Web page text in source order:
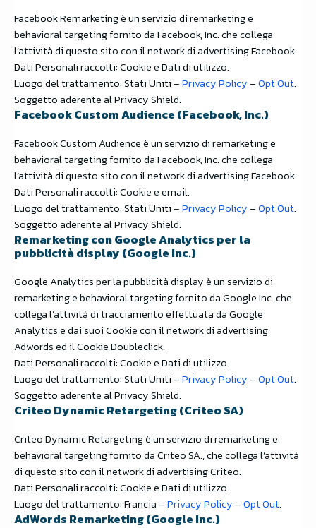
Facebook Remarketing è un servizio di remarketing e
behavioral targeting fornito da Facebook, Inc. che collega
l’attività di questo sito con il network di advertising Facebook.
Dati Personali raccolti: Cookie e Dati di utilizzo.
Luogo del trattamento: Stati Uniti –Privacy Policy–Opt Out.
Soggetto aderente al Privacy Shield.
Facebook Custom Audience (Facebook, Inc.)
Facebook Custom Audience è un servizio di remarketing e
behavioral targeting fornito da Facebook, Inc. che collega
l’attività di questo sito con il network di advertising Facebook.
Dati Personali raccolti: Cookie e email.
Luogo del trattamento: Stati Uniti –Privacy Policy–Opt Out.
Soggetto aderente al Privacy Shield.
Remarketing con Google Analytics per la
pubblicità display (Google Inc.)
Google Analytics per la pubblicità display è un servizio di
remarketing e behavioral targeting fornito da Google Inc. che
collega l’attività di tracciamento effettuata da Google
Analytics e dai suoi Cookie con il network di advertising
Adwords ed il Cookie Doubleclick.
Dati Personali raccolti: Cookie e Dati di utilizzo.
Luogo del trattamento: Stati Uniti –Privacy Policy–Opt Out.
Soggetto aderente al Privacy Shield.
Criteo Dynamic Retargeting (Criteo SA)
Criteo Dynamic Retargeting è un servizio di remarketing e
behavioral targeting fornito da Criteo SA., che collega l’attività
di questo sito con il network di advertising Criteo.
Dati Personali raccolti: Cookie e Dati di utilizzo.
Luogo del trattamento: Francia –Privacy Policy–Opt Out.
AdWords Remarketing (Google Inc.)